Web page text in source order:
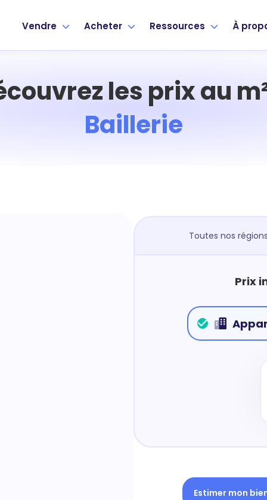
Vendre Acheter Ressources À
les prix au
Baillerie
Toutes nos
Prix
Estimer mon